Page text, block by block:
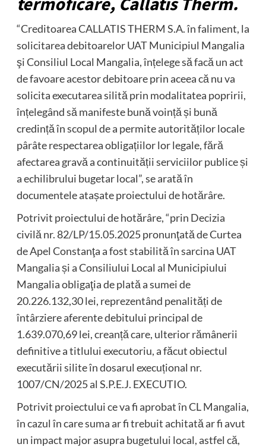
“Creditoarea CALLATIS THERM S.A. în faliment, la
solicitarea debitoarelor UAT Municipiul Mangalia
şi Consiliul Local Mangalia, înțelege să facă un act
de favoare acestor debitoare prin aceea că nu va
solicita executarea silită prin modalitatea popririi,
înțelegând să manifeste bună voință și bună
credință în scopul de a permite autorităților locale
pârâte respectarea obligațiilor lor legale, fără
afectarea gravă a continuității serviciilor publice și
a echilibrului bugetar local”, se arată în
documentele atașate proiectului de hotărâre.
Potrivit proiectului de hotărâre, “prin Decizia
civilă nr. 82/LP/15.05.2025 pronunţată de Curtea
de Apel Constanţa a fost stabilită în sarcina UAT
Mangalia și a Consiliului Local al Municipiului
Mangalia obligaţia de plată a sumei de
20.226.132,30 lei, reprezentând penalități de
întârziere aferente debitului principal de
1.639.070,69 lei, creanță care, ulterior rămânerii
definitive a titlului executoriu, a făcut obiectul
executării silite în dosarul execuțional nr.
1007/CN/2025 al S.P.E.J. EXECUTIO.
Potrivit proiectului ce va fi aprobat în CL Mangalia,
în cazul în care suma ar fi trebuit achitată ar fi avut
un impact major asupra bugetului local, astfel că,